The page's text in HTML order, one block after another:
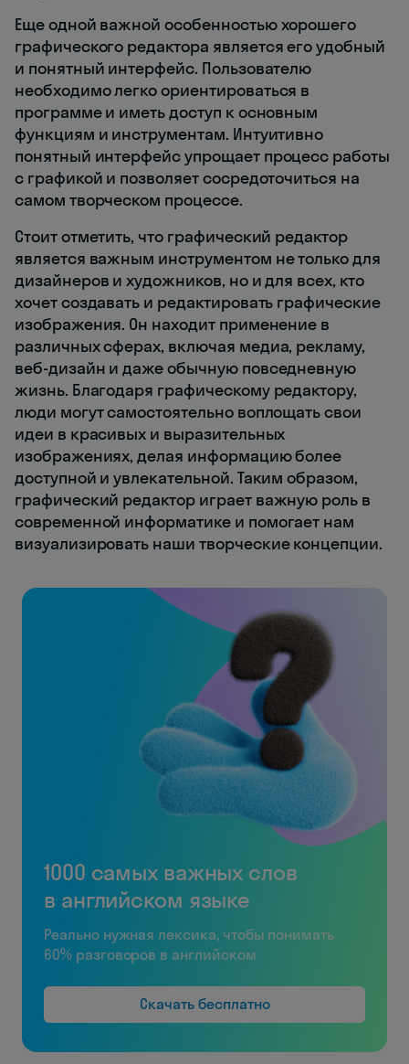
Еще одной важной особенностью хорошего
графического редактора является его удобный
и понятный интерфейс. Пользователю
необходимо легко ориентироваться в
программе и иметь доступ к основным
функциям и инструментам. Интуитивно
понятный интерфейс упрощает процесс работы
с графикой и позволяет сосредоточиться на
самом творческом процессе.
Стоит отметить, что графический редактор
является важным инструментом не только для
дизайнеров и художников, но и для всех, кто
хочет создавать и редактировать графические
изображения. Он находит применение в
различных сферах, включая медиа, рекламу,
веб-дизайн и даже обычную повседневную
жизнь. Благодаря графическому редактору,
люди могут самостоятельно воплощать свои
идеи в красивых и выразительных
изображениях, делая информацию более
доступной и увлекательной. Таким образом,
графический редактор играет важную роль в
современной информатике и помогает нам
визуализировать наши творческие концепции.
1000 самых важных слов
в английском языке
Реально нужная лексика, чтобы понимать
60% разговоров в английском
Скачать бесплатно